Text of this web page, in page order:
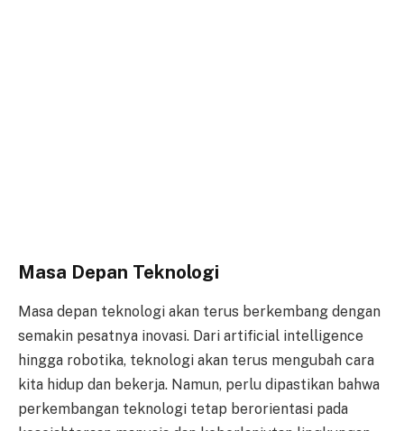
Masa Depan Teknologi
Masa depan teknologi akan terus berkembang dengan
semakin pesatnya inovasi. Dari artificial intelligence
hingga robotika, teknologi akan terus mengubah cara
kita hidup dan bekerja. Namun, perlu dipastikan bahwa
perkembangan teknologi tetap berorientasi pada